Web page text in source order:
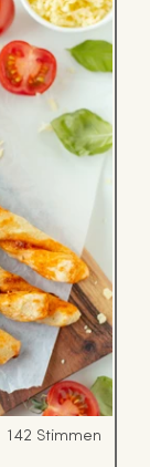
142 Stimmen